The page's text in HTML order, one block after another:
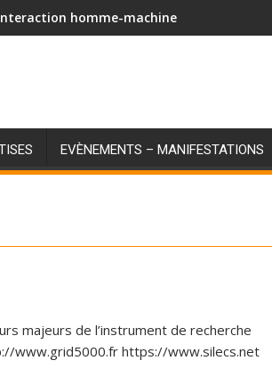
homme-machine
EVÈNEMENTS – MANIFESTATIONS
majeurs de l’instrument de recherche
www.grid5000.fr https://www.silecs.net